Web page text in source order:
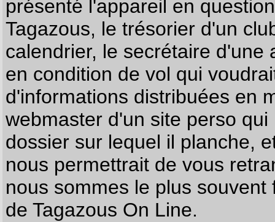
présenté l'appareil en
Tagazous, le trésorier d'un
calendrier, le secrétaire
en condition de vol qui
d'informations distribuées en
webmaster d'un site perso
dossier sur lequel il planche,
nous permettrait de vous
nous sommes le plus
de Tagazous On Line.